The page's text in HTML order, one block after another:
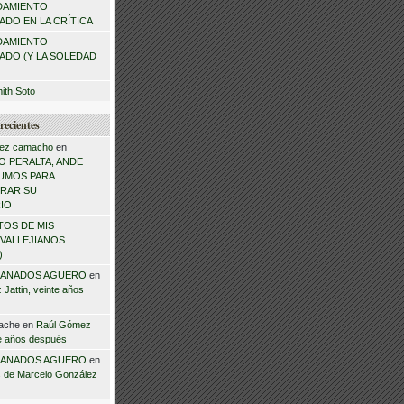
EN LA CRÍTICA
(Y LA SOLEDAD
Soto
camachoen
PERALTA, ANDE
PARA
SU
DE MIS
AGUERO en
Jattin, veinte años
en Raúl Gómez
años después
AGUERO en
de Marcelo González